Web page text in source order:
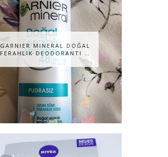
GARNIER MINERAL DOĞAL
FERAHLIK DEODORANTI …